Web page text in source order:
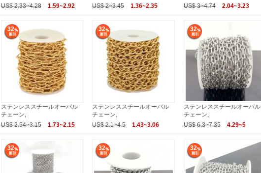
US$ 2.33~4.28
1.59~2.92
US$ 2~3.45
1.36~2.35
US$ 3~4.74
2.04~3.23
32
ステンレススチールオーバル
チェーン,
US$ 2.54~3.15
1.73~2.15
32
ステンレススチールオーバル
チェーン,
US$ 2.1~4.5
1.43~3.06
32
ステンレススチールオーバル
チェーン,
US$ 6.3~7.35
4.29~5
32 32 32